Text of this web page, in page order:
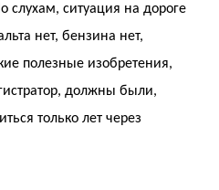
слухам, ситуация на дороге
нет, бензина нет,
полезные изобретения,
должны были,
только лет через